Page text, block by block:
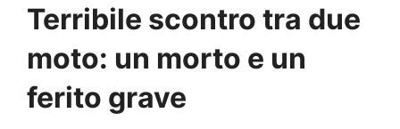
Terribile scontro tra due
moto: un morto e un
ferito grave